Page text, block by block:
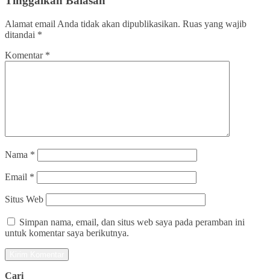
Alamat email Anda tidak akan dipublikasikan. Ruas yang wajib
ditandai *
Komentar *
Nama *
Email *
Situs Web
Simpan nama, email, dan situs web saya pada peramban ini
untuk komentar saya berikutnya.
Cari